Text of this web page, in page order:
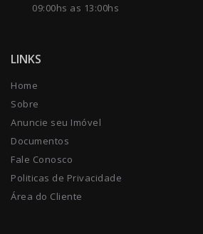
09:00hs as 13:00hs
LINKS
Home
Sobre
Anuncie seu Imóvel
Documentos
Fale Conosco
Politicas de Privacidade
Área do Cliente